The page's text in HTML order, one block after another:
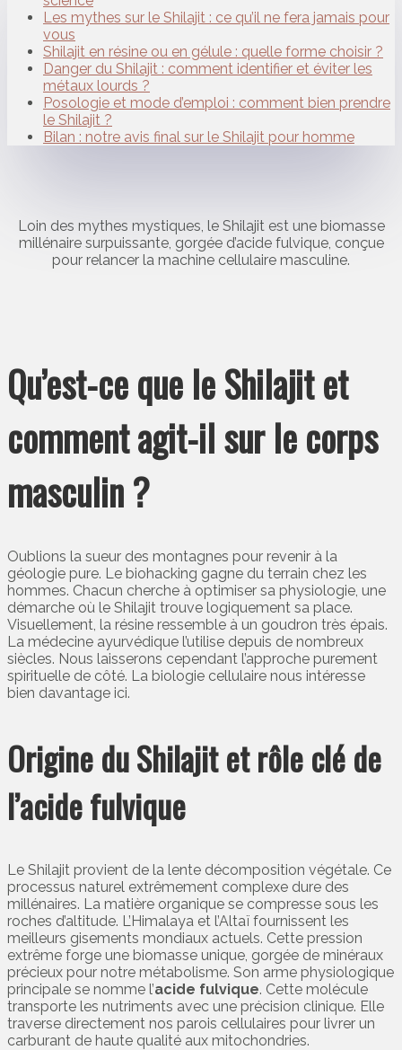
Les mythes sur le Shilajit : ce qu’il ne fera jamais pour
vous
Shilajit en résine ou en gélule : quelle forme choisir ?
Danger du Shilajit : comment identifier et éviter les
métaux lourds ?
Posologie et mode d’emploi : comment bien prendre
le Shilajit ?
Bilan : notre avis final sur le Shilajit pour homme
Loin des mythes mystiques, le Shilajit est une biomasse
millénaire surpuissante, gorgée d’acide fulvique, conçue
pour relancer la machine cellulaire masculine.
Qu’est-ce que le Shilajit et
comment agit-il sur le corps
masculin ?
Oublions la sueur des montagnes pour revenir à la
géologie pure. Le biohacking gagne du terrain chez les
hommes. Chacun cherche à optimiser sa physiologie, une
démarche où le Shilajit trouve logiquement sa place.
Visuellement, la résine ressemble à un goudron très épais.
La médecine ayurvédique l’utilise depuis de nombreux
siècles. Nous laisserons cependant l’approche purement
spirituelle de côté. La biologie cellulaire nous intéresse
bien davantage ici.
Origine du Shilajit et rôle clé de
l’acide fulvique
Le Shilajit provient de la lente décomposition végétale. Ce
processus naturel extrêmement complexe dure des
millénaires. La matière organique se compresse sous les
roches d’altitude. L’Himalaya et l’Altaï fournissent les
meilleurs gisements mondiaux actuels. Cette pression
extrême forge une biomasse unique, gorgée de minéraux
précieux pour notre métabolisme. Son arme physiologique
principale se nomme l’acide fulvique. Cette molécule
transporte les nutriments avec une précision clinique. Elle
traverse directement nos parois cellulaires pour livrer un
carburant de haute qualité aux mitochondries.